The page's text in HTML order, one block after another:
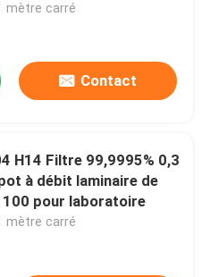
mètre carré
Contact
H14 Filtre 99,9995% 0,3
à débit laminaire de
100 pour laboratoire
mètre carré